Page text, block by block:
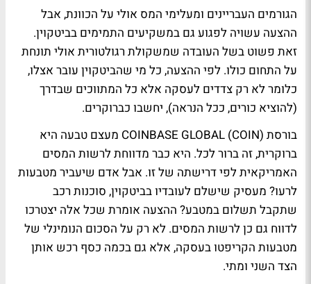
הגורמים העבריינים ומעלימי המס אולי על הכוונת, אבל
ההצעה עשויה לפגוע גם במשקיעים התמימים בביטקוין.
זאת פשוט בשל העובדה שמשקולת רגולטורית אולי תונחת
על התחום כולו. לפי ההצעה, כל מי שהביטקוין עובר אצלו,
כלומר לא רק צדדים לעסקה אלא כל המתווכים שבדרך
(להוציא כורים, ככל הנראה), יחשבו כברוקרים.
בורסת COINBASE GLOBAL (COIN) מעצם טבעה היא
ברוקרית, זה ברור לכל. היא כבר מדווחת לרשות המסים
האמריקאית לפי דרישתה של זו. אבל אדם שיעביר מטבעות
לרעו? מעסיק שישלם לעובדיו בביטקוין, סוכנות רכב
שתקבל תשלום במטבע? ההצעה אומרת שכל אלה יצטרכו
לדווח גם כן לרשות המסים. לא רק על הסכום הנומינלי של
מטבעות הקריפטו בעסקה, אלא גם בכמה כסף רכש אותן
הצד השני ומתי.